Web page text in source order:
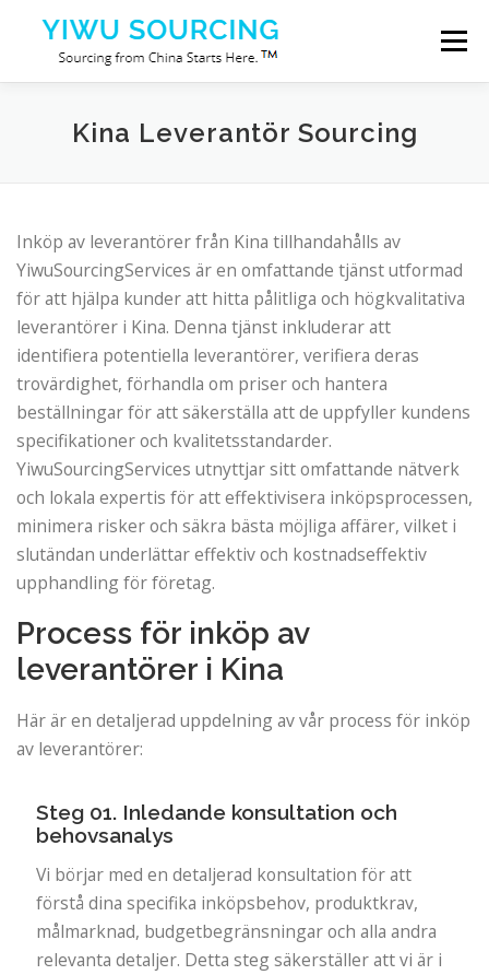
Hoppa till innehåll
Meny
Tjänster Mji wa Yiwu Blog Om oss
Kina Leverantör Sourcing
Inköp av leverantörer från Kina tillhandahålls av
YiwuSourcingServices är en omfattande tjänst utformad
för att hjälpa kunder att hitta pålitliga och högkvalitativa
leverantörer i Kina. Denna tjänst inkluderar att
identifiera potentiella leverantörer, verifiera deras
trovärdighet, förhandla om priser och hantera
beställningar för att säkerställa att de uppfyller kundens
specifikationer och kvalitetsstandarder.
YiwuSourcingServices utnyttjar sitt omfattande nätverk
och lokala expertis för att effektivisera inköpsprocessen,
minimera risker och säkra bästa möjliga affärer, vilket i
slutändan underlättar effektiv och kostnadseffektiv
upphandling för företag.
Process för inköp av
leverantörer i Kina
Här är en detaljerad uppdelning av vår process för inköp
av leverantörer:
Steg 01. Inledande konsultation och
behovsanalys
Vi börjar med en detaljerad konsultation för att
förstå dina specifika inköpsbehov, produktkrav,
målmarknad, budgetbegränsningar och alla andra
relevanta detaljer. Detta steg säkerställer att vi är i